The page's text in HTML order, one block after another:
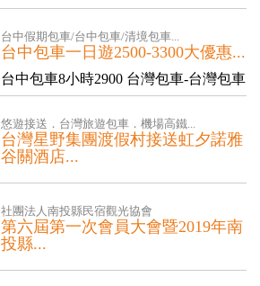
台中假期包車/台中包車/清境包車...
台中包車一日遊2500-3300大優惠...
台中包車8小時2900 台灣包車-台灣包車
租車 台中包車 一日遊..优惠29...
悠遊接送．台灣旅遊包車．機場高鐵...
台灣星野集團渡假村接送虹夕諾雅
谷關酒店...
台灣星野集團渡假村接送虹夕諾雅谷關
接送谷關...
社團法人南投縣民宿觀光協會
第六屆第一次會員大會暨2019年南
投縣...
第六屆第一次會員大會暨2019年南投縣